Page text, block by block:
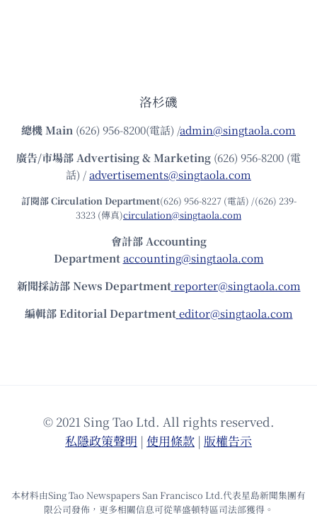
洛杉磯
總機Main (626) 956-8200(電話) /admin@singtaola.com
廣告/市場部Advertising & Marketing (626) 956-8200 (電
話) /advertisements@singtaola.com
訂閱部 Circulation Department(626) 956-8227 (電話) /(626) 239-
3323 (傳真)circulation@singtaola.com
會計部 Accounting
Department accounting@singtaola.com
新聞採訪部 News Department reporter@singtaola.com
編輯部 Editorial Department editor@singtaola.com
© 2021 Sing Tao Ltd. All rights reserved.
私隱政策聲明 | 使⽤條款 | 版權告⽰
本材料由Sing Tao Newspapers San Francisco Ltd.代表星島新聞集團有
限公司發佈，更多相關信息可從華盛頓特區司法部獲得。